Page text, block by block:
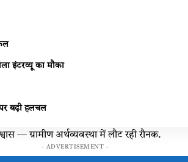
इंटरव्यू का मौका
बढ़ी हलचल
— ग्रामीण अर्थव्यवस्था में लौट रही रौनक.
- ADVERTISEMENT -